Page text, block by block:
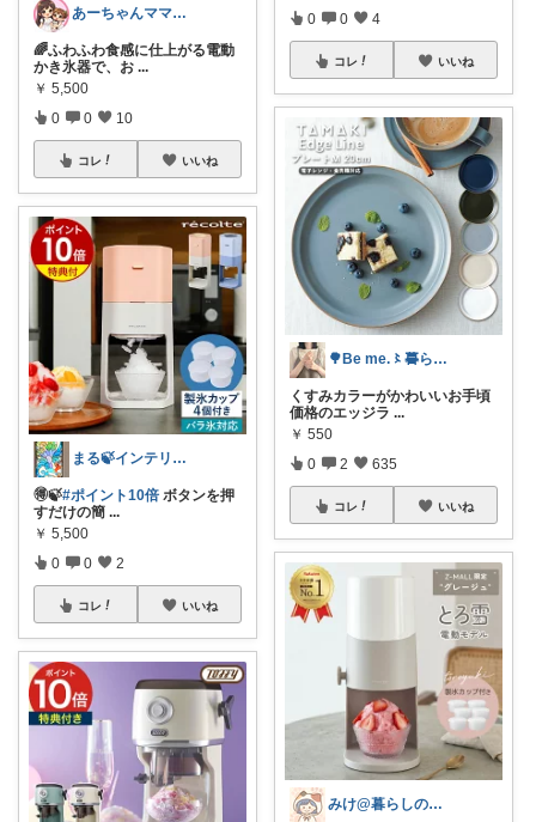
あーちゃんママ🐣朝コレ5時✨2y娘
🌈ふわふわ食感に仕上がる電動
かき氷器で、お ...
￥ 5,500
0 0 10
コレ いいね
まる🍃インテリア×くらし
🉐🍃#ポイント10倍 ボタンを押
すだけの簡 ...
￥ 5,500
0 0 2
コレ いいね
0 0 4
コレ いいね
🌳Be me.〻暮らしと収納
くすみカラーがかわいいお手頃
価格のエッジラ ...
￥ 550
0 2 635
コレ いいね
みけ@暮らしのアイテム🫖☕️⁎.